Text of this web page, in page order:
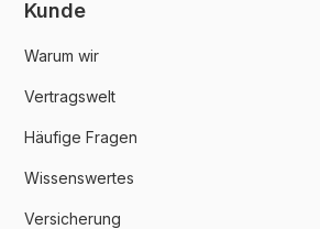
Kunde
Warum wir
Vertragswelt
Häufige Fragen
Wissenswertes
Versicherung